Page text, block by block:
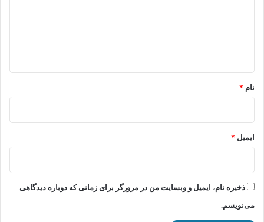
نام *
ایمیل *
ذخیره نام، ایمیل و وبسایت من در مرورگر برای زمانی که دوباره دیدگاهی
می‌نویسم.